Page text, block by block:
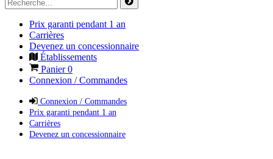
Prix garanti pendant 1 an
Carrières
Devenez un concessionnaire
Établissements
Panier0
Connexion / Commandes
Connexion / Commandes
Prix garanti pendant 1 an
Carrières
Devenez un concessionnaire